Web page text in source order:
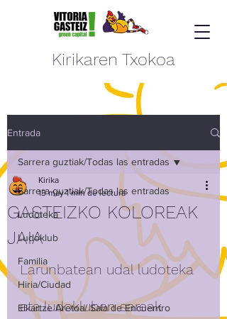
Kirikaren Txokoa
Entrada
Sarrera guztiak/Todas las entradas
Ludoteka
Ludoklub
Familia
Hiria/Ciudad
Elkartze Aretoa/ Sala de Encuentro
Sarrera guztiak/Todas las entradas
GASTEIZKO KOLOREAK
JAIA
Kirika
13 may 1 min de lectura
Larunbatean udal ludoteka
eta ludokluben sareak